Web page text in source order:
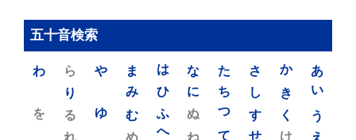
五十音検索
あ
い
う
え
か
き
く
け
さ
し
す
せ
た
ち
つ
て
な
に
ぬ
ね
は
ひ
ふ
へ
ま
み
む
め
や
ゆ
ら
り
る
れ
わ
を